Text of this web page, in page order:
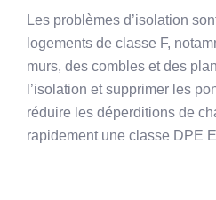
Les problèmes d’isolation
logements de classe F,
murs, des combles et des
l’isolation et supprimer les
réduire les déperditions de
rapidement une classe DPE